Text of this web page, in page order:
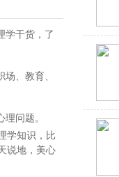
学干货，了
、教育、
问题。
学知识，比
说地，美心